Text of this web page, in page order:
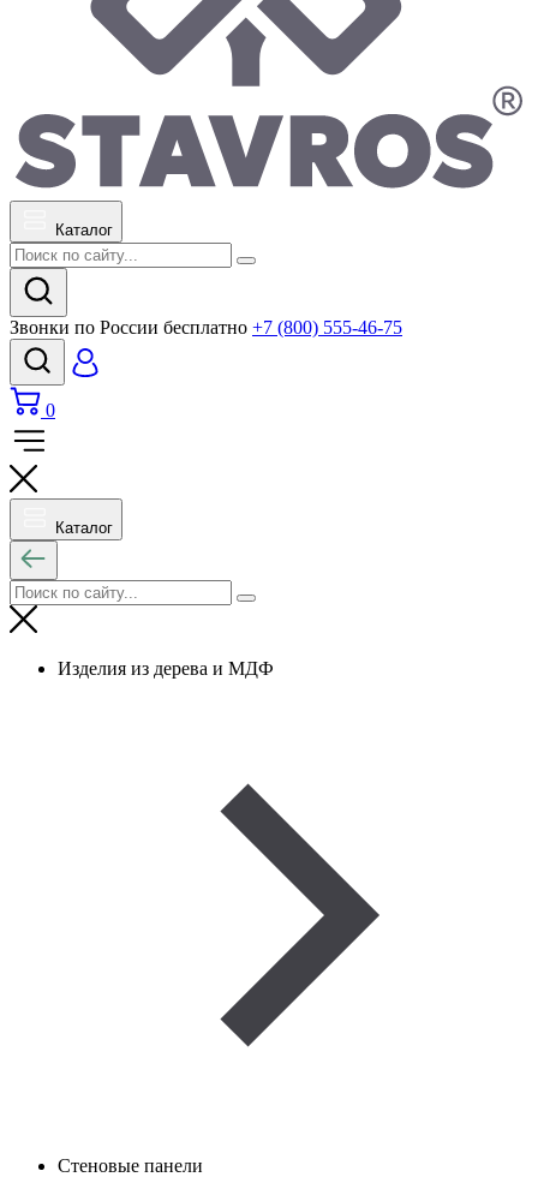
Каталог
Звонки по России бесплатно +7 (800) 555-46-75
0
Каталог
Изделия из дерева и МДФ
Стеновые панели